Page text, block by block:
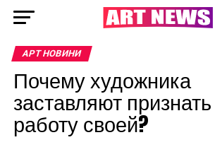
АРТ НОВИНИ
Почему художника
заставляют
работу своей?